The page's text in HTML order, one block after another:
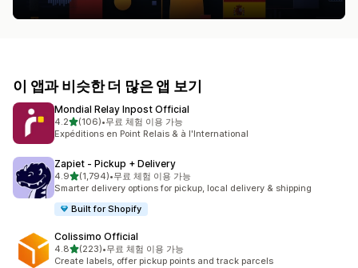
이 앱과 비슷한 더 많은 앱 보기
Mondial Relay Inpost Official
4.2별 5개 중
(106)
총 리뷰 106개
•무료 체험 이용 가능
Expéditions en Point Relais & à l'International
Zapiet ‑ Pickup + Delivery
4.9별 5개 중
(1,794)
총 리뷰 1794개
•무료 체험 이용 가능
Smarter delivery options for pickup, local delivery & shipping
Built for Shopify
Colissimo Official
4.8별 5개 중
(223)
총 리뷰 223개
•무료 체험 이용 가능
Create labels, offer pickup points and track parcels